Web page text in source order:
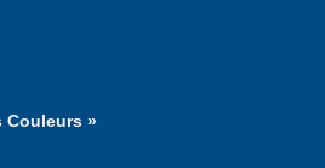
Couleurs »